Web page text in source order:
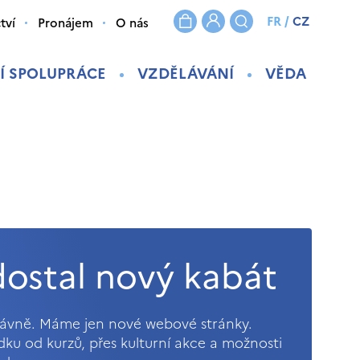
SPOLUPRÁCE VZDĚLÁVÁNÍ VĚDA
Pronájem O nás FR/CZ
nový kabát
Máme jen nové webové stránky.
od kurzů, přes kulturní akce a možnosti